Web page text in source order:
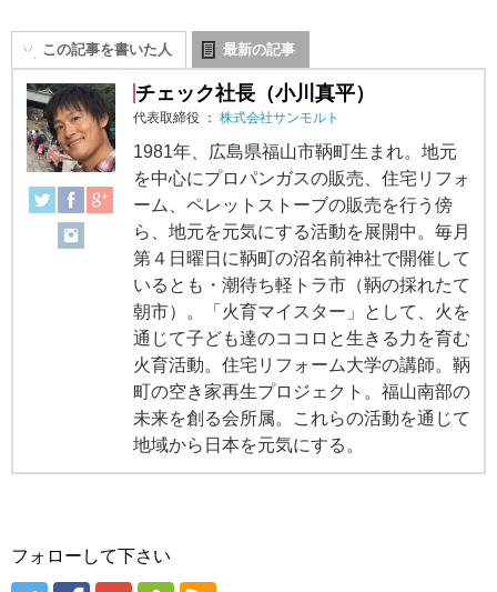
この記事を書いた人 最新の記事
チェック社長（小川真平）
代表取締役 ： 株式会社サンモルト
1981年、広島県福山市鞆町生まれ。地元
を中心にプロパンガスの販売、住宅リフォ
ーム、ペレットストーブの販売を行う傍
ら、地元を元気にする活動を展開中。毎月
第４日曜日に鞆町の沼名前神社で開催して
いるとも・潮待ち軽トラ市（鞆の採れたて
朝市）。「火育マイスター」として、火を
通じて子ども達のココロと生きる力を育む
火育活動。住宅リフォーム大学の講師。鞆
町の空き家再生プロジェクト。福山南部の
未来を創る会所属。これらの活動を通じて
地域から日本を元気にする。
フォローして下さい